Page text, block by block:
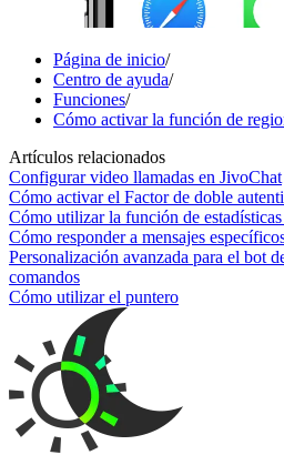
Página de inicio/
Centro de ayuda/
Funciones/
Cómo activar la función de
Artículos relacionados
Configurar video llamadas en JivoChat
Cómo activar el Factor de doble
Cómo utilizar la función de
Cómo responder a mensajes
Personalización avanzada para el bot
comandos
Cómo utilizar el puntero